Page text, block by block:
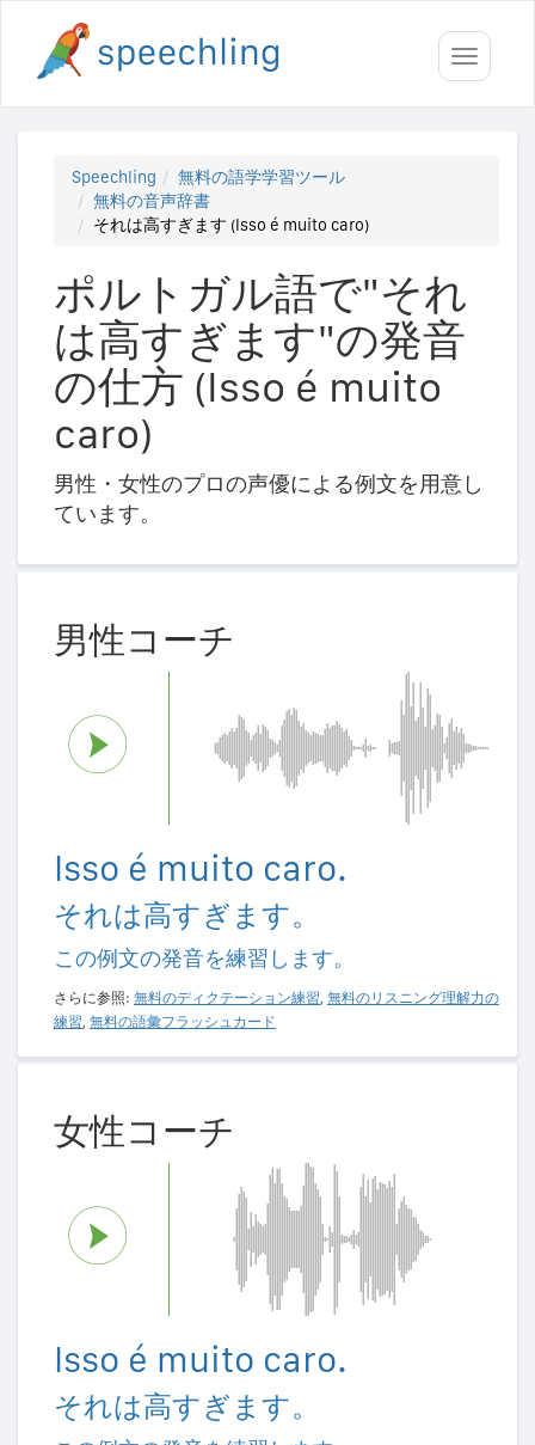
Toggle
Speechling
無料の語学学習ツール
無料の音声辞書
それは高すぎます (Isso é muito caro)
ポルトガル語で"それ
は高すぎます"の発音
の仕方 (Isso é muito
caro)
男性・女性のプロの声優による例文を用意し
ています。
男性コーチ
Isso é muito caro.
それは高すぎます。
この例文の発音を練習します。
さらに参照: 無料のディクテーション練習, 無料のリスニング理解力の
練習, 無料の語彙フラッシュカード
女性コーチ
Isso é muito caro.
それは高すぎます。